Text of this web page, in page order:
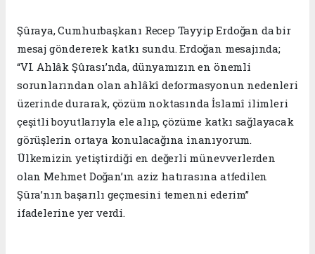
Şûraya, Cumhurbaşkanı Recep Tayyip Erdoğan da bir
mesaj göndererek katkı sundu. Erdoğan mesajında;
“VI. Ahlâk Şûrası’nda, dünyamızın en önemli
sorunlarından olan ahlâkî deformasyonun nedenleri
üzerinde durarak, çözüm noktasında İslamî ilimleri
çeşitli boyutlarıyla ele alıp, çözüme katkı sağlayacak
görüşlerin ortaya konulacağına inanıyorum.
Ülkemizin yetiştirdiği en değerli münevverlerden
olan Mehmet Doğan’ın aziz hatırasına atfedilen
Şûra’nın başarılı geçmesini temenni ederim”
ifadelerine yer verdi.